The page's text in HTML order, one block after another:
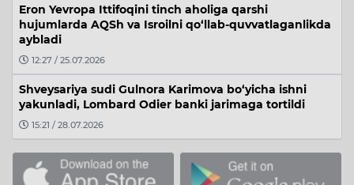
Eron Yevropa Ittifoqini tinch aholiga qarshi
hujumlarda AQSh va Isroilni qo‘llab-quvvatlaganlikda
aybladi
12:27 / 25.07.2026
Shveysariya sudi Gulnora Karimova bo‘yicha ishni
yakunladi, Lombard Odier banki jarimaga tortildi
15:21 / 28.07.2026